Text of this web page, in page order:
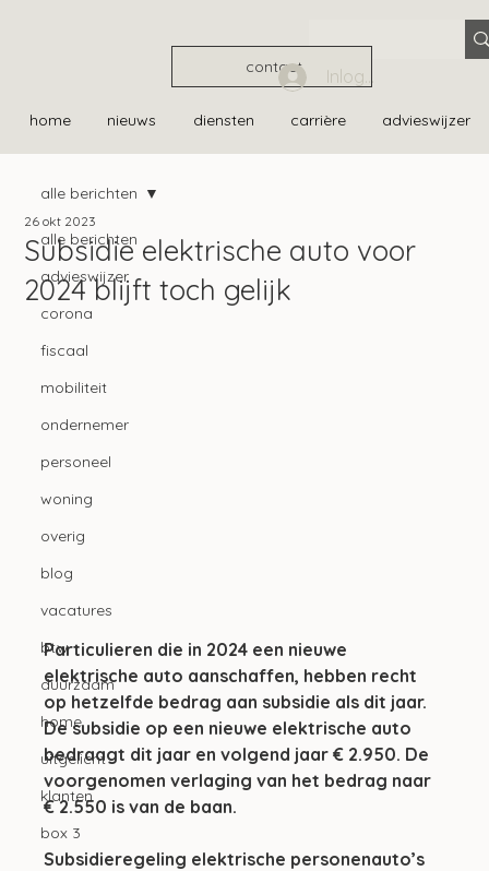
contact
home nieuws diensten carrière advieswijzer
Inloggen
alle berichten
advieswijzer
corona
fiscaal
mobiliteit
ondernemer
personeel
woning
overig
blog
vacatures
btw
duurzaam
home
uitgelicht
klanten
box 3
alle berichten
Subsidie elektrische auto voor
2024 blijft toch gelijk
26 okt 2023
Particulieren die in 2024 een nieuwe
elektrische auto aanschaffen, hebben recht
op hetzelfde bedrag aan subsidie als dit jaar.
De subsidie op een nieuwe elektrische auto
bedraagt dit jaar en volgend jaar € 2.950. De
voorgenomen verlaging van het bedrag naar
€ 2.550 is van de baan.
Subsidieregeling elektrische personenauto’s